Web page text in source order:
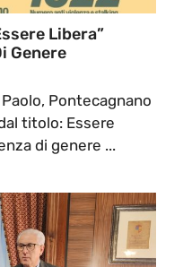
Libera”
Genere
Pontecagnano
titolo: Essere
di genere ...